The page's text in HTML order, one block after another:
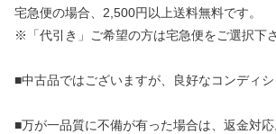
宅急便の場合、2,500円以上送料無料です。
※「代引き」ご希望の方は宅急便をご選択下さ
■中古品ではございますが、良好なコンディシ
■万が一品質に不備が有った場合は、返金対応